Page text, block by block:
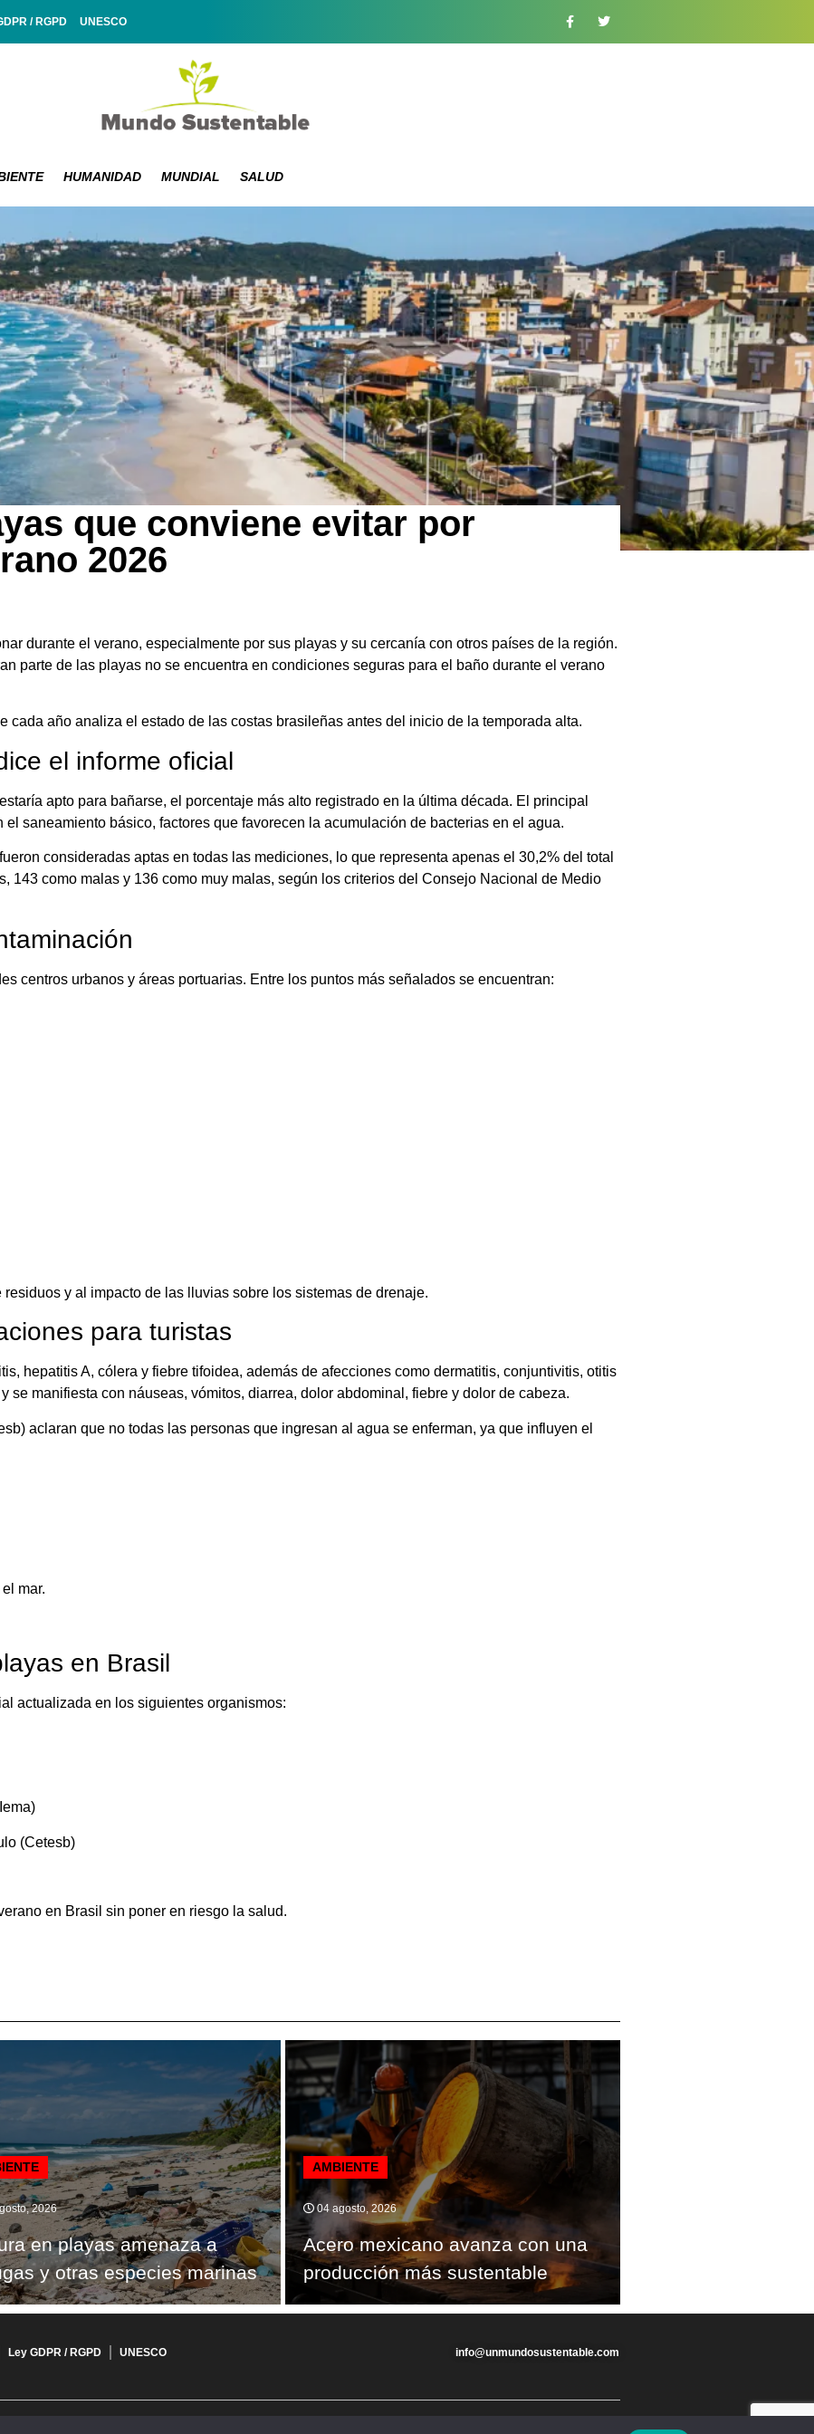
/ RGPD UNESCO
HUMANIDAD MUNDIAL SALUD
que conviene evitar por
2026
durante el verano, especialmente por sus playas y su cercanía con otros países de la región.
parte de las playas no se encuentra en condiciones seguras para el baño durante el verano
cada año analiza el estado de las costas brasileñas antes del inicio de la temporada alta.
el informe oficial
apto para bañarse, el porcentaje más alto registrado en la última década. El principal
saneamiento básico, factores que favorecen la acumulación de bacterias en el agua.
consideradas aptas en todas las mediciones, lo que representa apenas el 30,2% del total
143 como malas y 136 como muy malas, según los criterios del Consejo Nacional de Medio
centros urbanos y áreas portuarias. Entre los puntos más señalados se encuentran:
y al impacto de las lluvias sobre los sistemas de drenaje.
para turistas
hepatitis A, cólera y fiebre tifoidea, además de afecciones como dermatitis, conjuntivitis, otitis
se manifiesta con náuseas, vómitos, diarrea, dolor abdominal, fiebre y dolor de cabeza.
aclaran que no todas las personas que ingresan al agua se enferman, ya que influyen el
mar.
en Brasil
actualizada en los siguientes organismos:
(Cetesb)
en Brasil sin poner en riesgo la salud.
2026
en playas amenaza a
y otras especies marinas
AMBIENTE
04 agosto, 2026
Acero mexicano avanza con una
producción más sustentable
Ley GDPR / RGPD UNESCO info@unmundosustentable.com